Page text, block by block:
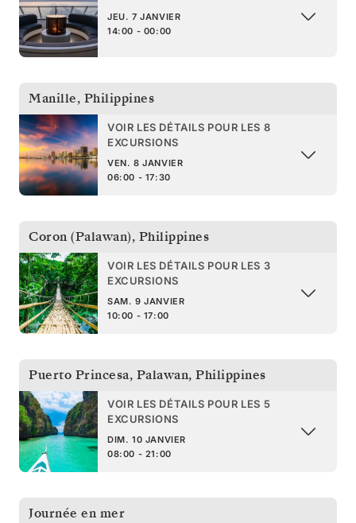
JEU. 7 JANVIER
14:00 - 00:00
Manille, Philippines
VOIR LES DÉTAILS POUR LES 8
EXCURSIONS
VEN. 8 JANVIER
06:00 - 17:30
Coron (Palawan), Philippines
VOIR LES DÉTAILS POUR LES 3
EXCURSIONS
SAM. 9 JANVIER
10:00 - 17:00
Puerto Princesa, Palawan, Philippines
VOIR LES DÉTAILS POUR LES 5
EXCURSIONS
DIM. 10 JANVIER
08:00 - 21:00
Journée en mer